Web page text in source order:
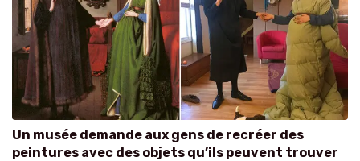
Un musée demande aux gens de recréer des
peintures avec des objets qu’ils peuvent trouver